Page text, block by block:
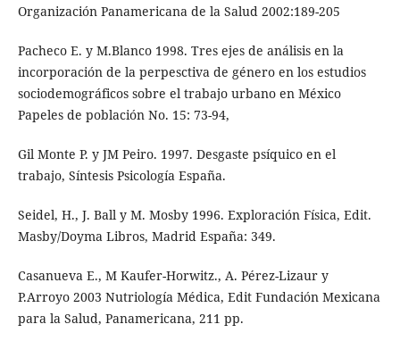
Organización Panamericana de la Salud 2002:189-205
Pacheco E. y M.Blanco 1998. Tres ejes de análisis en la
incorporación de la perpesctiva de género en los estudios
sociodemográficos sobre el trabajo urbano en México
Papeles de población No. 15: 73-94,
Gil Monte P. y JM Peiro. 1997. Desgaste psíquico en el
trabajo, Síntesis Psicología España.
Seidel, H., J. Ball y M. Mosby 1996. Exploración Física, Edit.
Masby/Doyma Libros, Madrid España: 349.
Casanueva E., M Kaufer-Horwitz., A. Pérez-Lizaur y
P.Arroyo 2003 Nutriología Médica, Edit Fundación Mexicana
para la Salud, Panamericana, 211 pp.